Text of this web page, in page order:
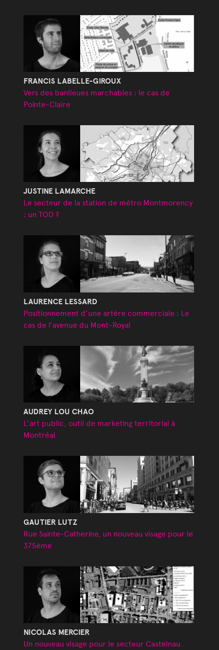
FRANCIS LABELLE-GIROUX
Vers des banlieues marchables : le cas de
Pointe-Claire
JUSTINE LAMARCHE
Le secteur de la station de métro Montmorency
: un TOD ?
LAURENCE LESSARD
Positionnement d’une artère commerciale : Le
cas de l’avenue du Mont-Royal
AUDREY LOU CHAO
L’art public, outil de marketing territorial à
Montréal
GAUTIER LUTZ
Rue Sainte-Catherine, un nouveau visage pour le
375ème
NICOLAS MERCIER
Un nouveau visage pour le secteur Castelnau